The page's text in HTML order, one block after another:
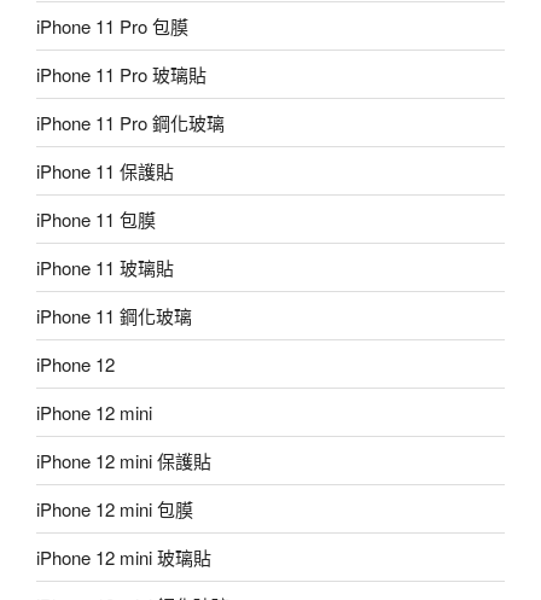
iPhone 11 Pro 包膜
iPhone 11 Pro 玻璃貼
iPhone 11 Pro 鋼化玻璃
iPhone 11 保護貼
iPhone 11 包膜
iPhone 11 玻璃貼
iPhone 11 鋼化玻璃
iPhone 12
iPhone 12 mini
iPhone 12 mini 保護貼
iPhone 12 mini 包膜
iPhone 12 mini 玻璃貼